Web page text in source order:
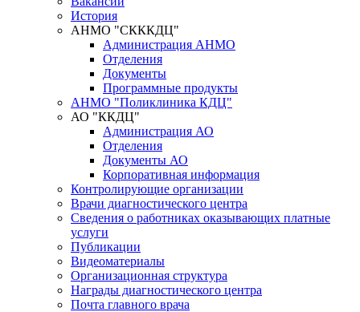
История
АНМО "СКККДЦ"
Администрация АНМО
Отделения
Документы
Программные продукты
АНМО "Поликлиника КДЦ"
АО "ККДЦ"
Администрация АО
Отделения
Документы АО
Корпоративная информация
Контролирующие организации
Врачи диагностического центра
Сведения о работниках оказывающих платные
услуги
Публикации
Видеоматериалы
Организационная структура
Награды диагностического центра
Почта главного врача